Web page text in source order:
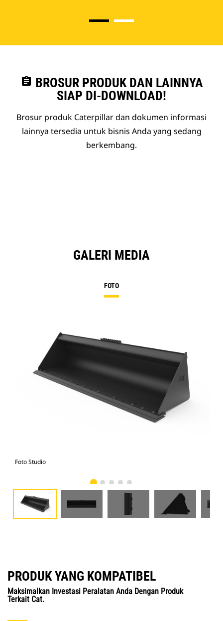
assignment BROSUR PRODUK DAN LAINNYA
SIAP DI-DOWNLOAD!
Brosur produk Caterpillar dan dokumen informasi
lainnya tersedia untuk bisnis Anda yang sedang
berkembang.
GALERI MEDIA
FOTO
Foto Studio
PRODUK YANG KOMPATIBEL
Maksimalkan Investasi Peralatan Anda Dengan Produk
Terkait Cat.